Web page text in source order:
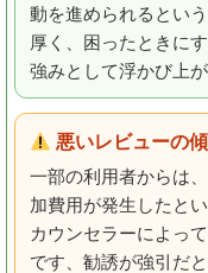
動を進められるとい
厚く、困ったときに
強みとして浮かび上が
悪いレビューの
一部の利用者からは
加費用が発生したと
カウンセラーによっ
です、勧誘が強引だ